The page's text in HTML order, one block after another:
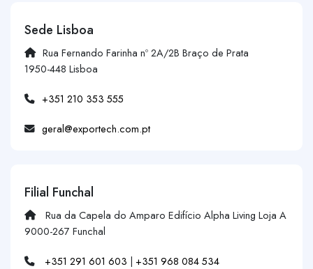
Sede Lisboa
Rua Fernando Farinha nº 2A/2B Braço de Prata
1950-448 Lisboa
+351 210 353 555
geral@exportech.com.pt
Filial Funchal
Rua da Capela do Amparo Edifício Alpha Living Loja A
9000-267 Funchal
+351 291 601 603 | +351 968 084 534